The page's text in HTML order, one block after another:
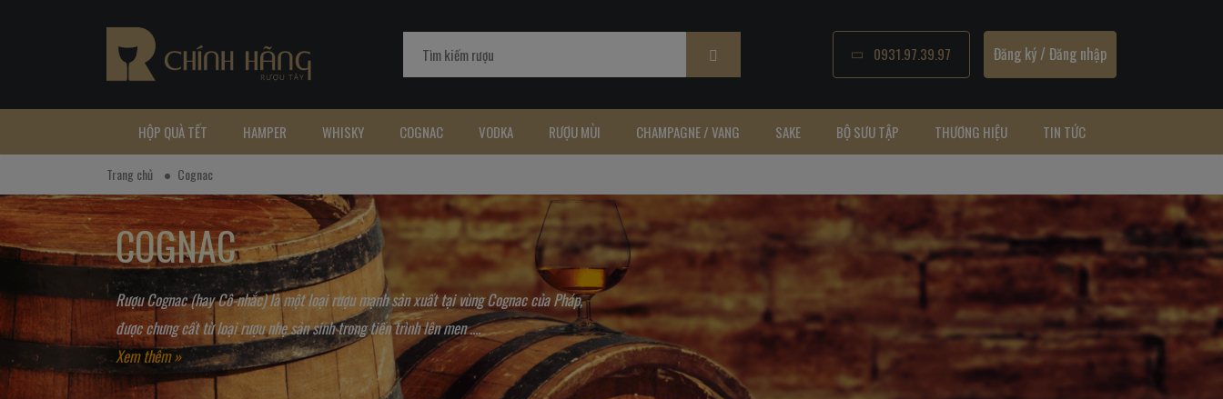
0931.97.39.97 Đăng ký/ Đăng nhập
HỘP QUÀ TẾT HAMPER WHISKY COGNAC VODKA RƯỢU MÙI CHAMPAGNE / VANG SAKE BỘ SƯU TẬP THƯƠNG HIỆU TIN TỨC
Trang chủ Cognac
COGNAC
Rượu Cognac (hay Cô-nhắc) là một loại rượu mạnh sản xuất tại vùng Cognac của Pháp,
được chưng cất từ loại rượu nhẹ sản sinh trong tiến trình lên men ....
Xem thêm »